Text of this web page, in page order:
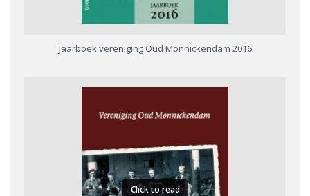
Jaarboek vereniging Oud Monnickendam 2016
Click to read